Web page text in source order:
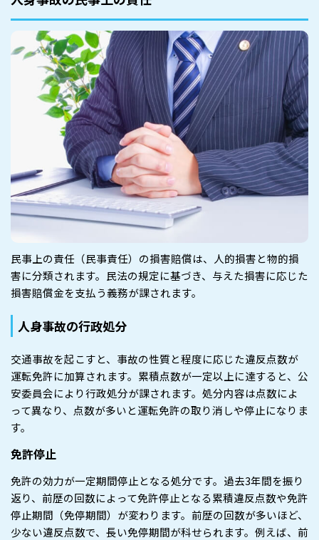
民事上の責任（民事責任）の損害賠償は、人的損害と物的損
害に分類されます。民法の規定に基づき、与えた損害に応じた
損害賠償金を支払う義務が課されます。
人身事故の行政処分
交通事故を起こすと、事故の性質と程度に応じた違反点数が
運転免許に加算されます。累積点数が一定以上に達すると、公
安委員会により行政処分が課されます。処分内容は点数によ
って異なり、点数が多いと運転免許の取り消しや停止になりま
す。
免許停止
免許の効力が一定期間停止となる処分です。過去3年間を振り
返り、前歴の回数によって免許停止となる累積違反点数や免許
停止期間（免停期間）が変わります。前歴の回数が多いほど、
少ない違反点数で、長い免停期間が科せられます。例えば、前